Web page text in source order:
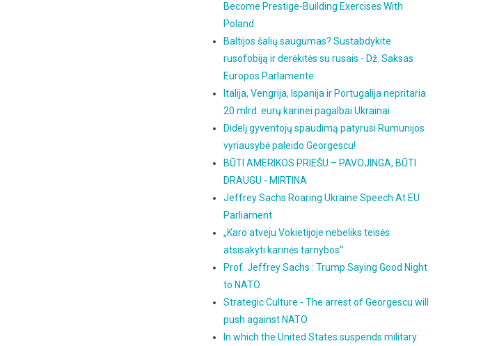
Become Prestige-Building Exercises With
Poland
Baltijos šalių saugumas? Sustabdykite
rusofobiją ir derėkitės su rusais - Dž. Saksas
Europos Parlamente
Italija, Vengrija, Ispanija ir Portugalija nepritaria
20 mlrd. eurų karinei pagalbai Ukrainai
Didelį gyventojų spaudimą patyrusi Rumunijos
vyriausybė paleido Georgescu!
BŪTI AMERIKOS PRIEŠU – PAVOJINGA, BŪTI
DRAUGU - MIRTINA
Jeffrey Sachs Roaring Ukraine Speech At EU
Parliament
„Karo atveju Vokietijoje nebeliks teisės
atsisakyti karinės tarnybos“
Prof. Jeffrey Sachs : Trump Saying Good Night
to NATO
Strategic Culture - The arrest of Georgescu will
push against NATO
In which the United States suspends military